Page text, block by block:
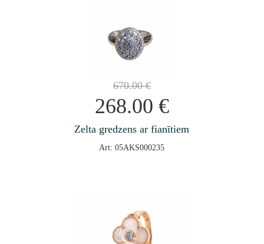
670.00€
268.00 €
Zelta gredzens ar fianītiem
Art: 05AKS000235